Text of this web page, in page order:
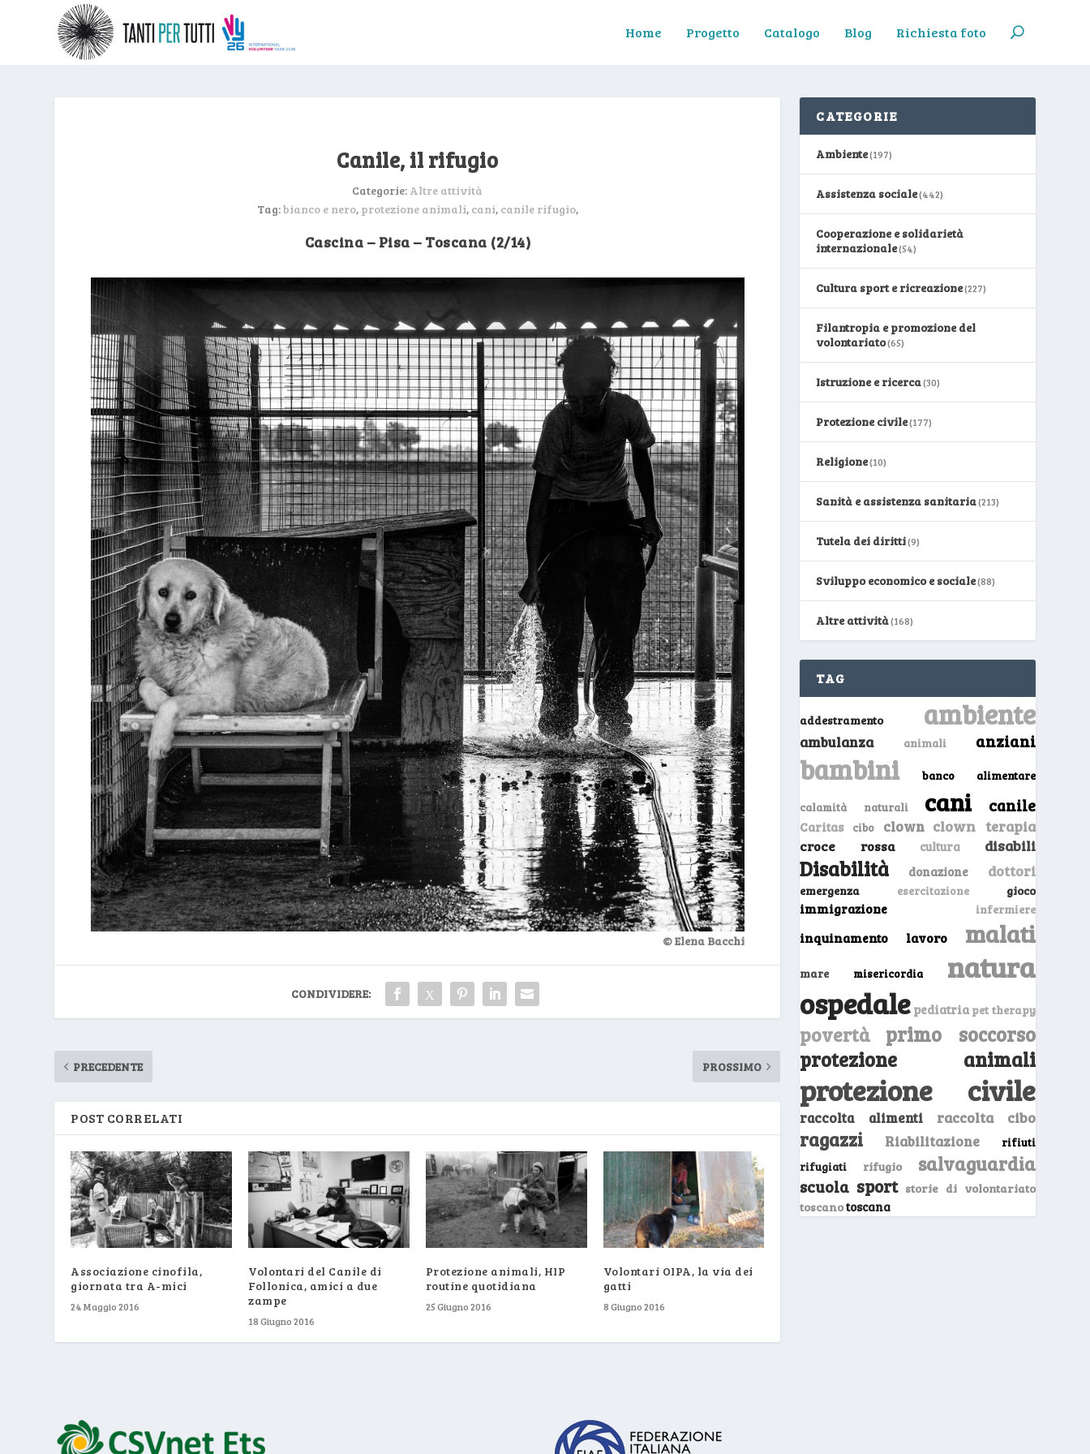
Home Progetto Catalogo Blog Richiesta foto
Canile, il rifugio
Categorie: Altre attività
Tag:bianco e nero, protezione animali, cani, canile rifugio,
Cascina – Pisa – Toscana (2/14)
© Elena Bacchi
CONDIVIDERE:
PRECEDENTE PROSSIMO
POST CORRELATI
Associazione cinofila,
giornata tra A-mici
24 Maggio 2016
Volontari del Canile di
Follonica, amici a due
zampe
18 Giugno 2016
Protezione animali, HIP
routine quotidiana
25 Giugno 2016
Volontari OIPA, la via dei
gatti
8 Giugno 2016
CATEGORIE
Ambiente(197)
Assistenza sociale(442)
Cooperazione e solidarietà
internazionale(54)
Cultura sport e ricreazione(227)
Filantropia e promozione del
volontariato(65)
Istruzione e ricerca(30)
Protezione civile(177)
Religione(10)
Sanità e assistenza sanitaria(213)
Tutela dei diritti(9)
Sviluppo economico e sociale(88)
Altre attività(168)
TAG
addestramento ambiente
ambulanza animali anziani
bambini banco alimentare
calamità naturali cani canile
Caritas cibo clown clown terapia
croce rossa cultura disabili
Disabilità donazione dottori
emergenza esercitazione gioco
immigrazione infermiere
inquinamento lavoro malati
mare misericordia natura
ospedale pediatria pet therapy
povertà
primo soccorso
protezione animali
protezione civile
raccolta alimenti raccolta cibo
ragazzi Riabilitazione
rifiuti
rifugiati
rifugio salvaguardia
scuola sport storie di volontariato
toscanotoscana